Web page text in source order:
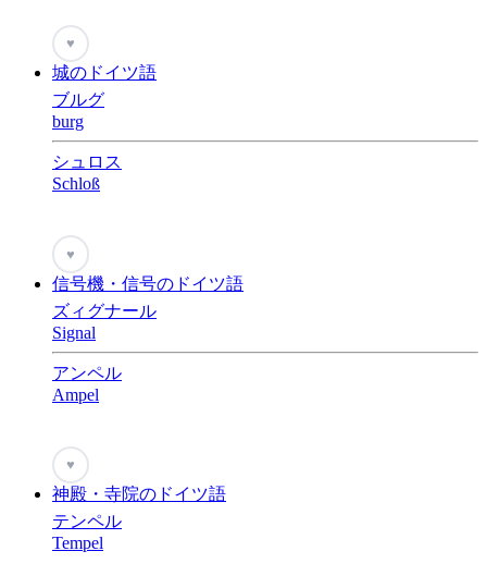
♥
城のドイツ語
ブルグ
burg
シュロス
Schloß
♥
信号機・信号のドイツ語
ズィグナール
Signal
アンペル
Ampel
♥
神殿・寺院のドイツ語
テンペル
Tempel